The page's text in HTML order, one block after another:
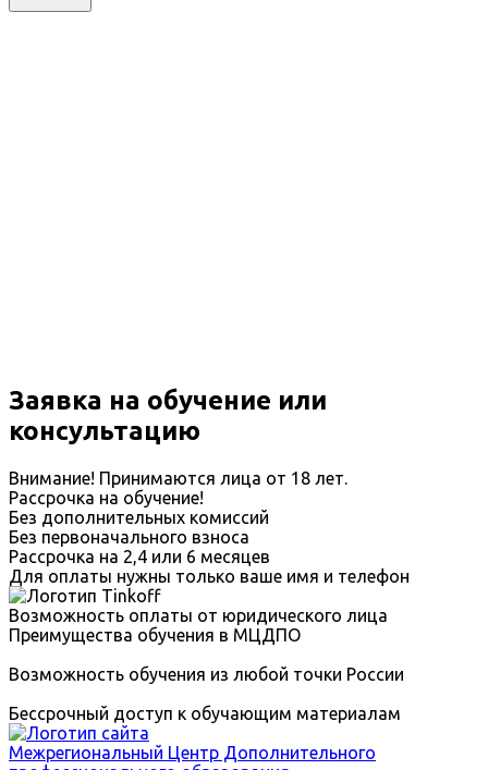
Заявка на обучение или
консультацию
Внимание! Принимаются лица от 18 лет.
Рассрочка на обучение!
Без дополнительных комиссий
Без первоначального взноса
Рассрочка на 2,4 или 6 месяцев
Для оплаты нужны только ваше имя и телефон
Возможность оплаты от юридического лица
Преимущества обучения в МЦДПО
Возможность обучения из любой точки России
Бессрочный доступ к обучающим материалам
Межрегиональный Центр Дополнительного